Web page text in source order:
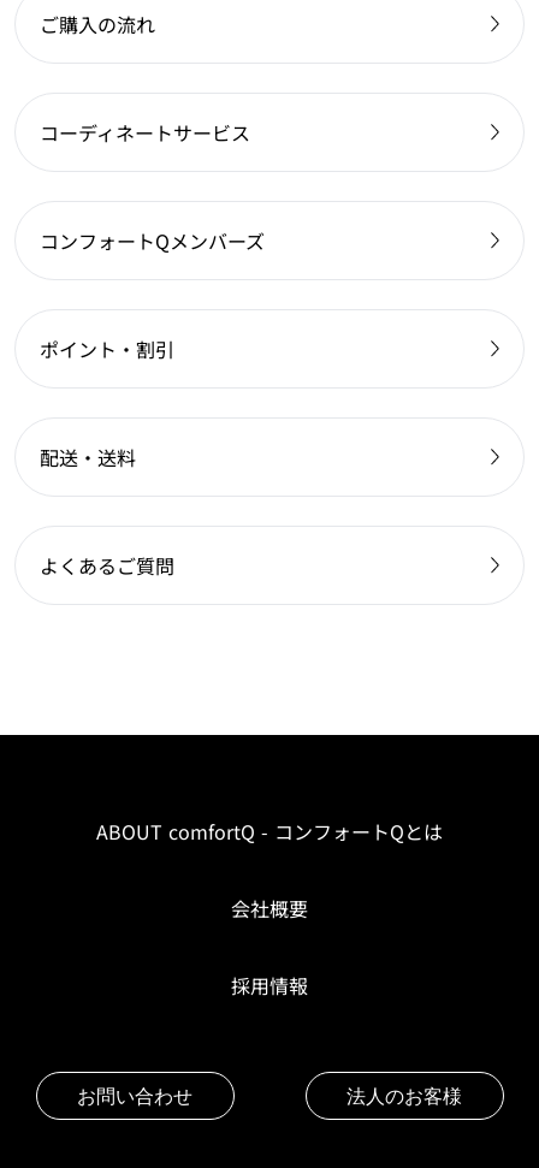
ご購入の流れ
コーディネートサービス
コンフォートQメンバーズ
ポイント・割引
配送・送料
よくあるご質問
ABOUT comfortQ - コンフォートQとは
会社概要
採用情報
お問い合わせ 法人のお客様